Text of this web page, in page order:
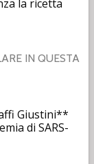
la ricetta
IN QUESTA
Giustini**
di SARS-